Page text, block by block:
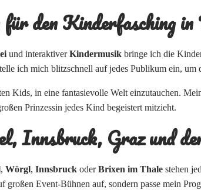
denKinderfasching
und interaktiverKindermusik bringe ich die
ich mich blitzschnell auf jedes Publikum ein,
Kids, in eine fantasievolle Welt einzutauchen.
Prinzessin jedes Kind begeistert mitzieht.
Innsbruck, Graz und
, Wörgl, Innsbruck oderBrixen im Thale stehen
Event-Bühnen auf, sondern passe mein